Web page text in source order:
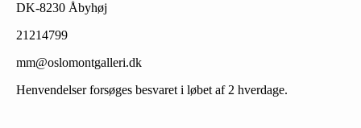
DK-8230 Åbyhøj
21214799
mm@oslomontgalleri.dk
Henvendelser forsøges besvaret i løbet af 2 hverdage.